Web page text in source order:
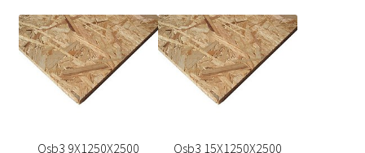
Osb3 9X1250X2500 Osb3 15X1250X2500